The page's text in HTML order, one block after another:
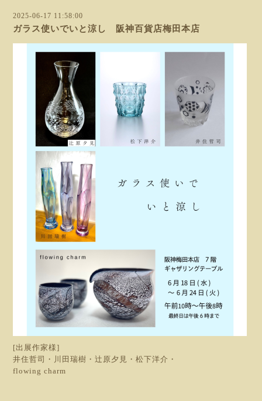
2025-06-17 11:58:00
ガラス使いでいと涼し 阪神百貨店梅田本店
[出展作家様]
井住哲司・川田瑞樹・辻原夕見・松下洋介・
flowing charm